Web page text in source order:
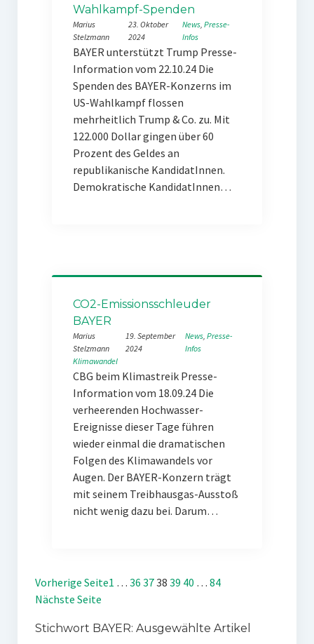
Wahlkampf-Spenden
Marius
Stelzmann
23. Oktober
2024
News, Presse-
Infos
BAYER unterstützt Trump Presse-
Information vom 22.10.24 Die
Spenden des BAYER-Konzerns im
US-Wahlkampf flossen
mehrheitlich Trump & Co. zu. Mit
122.000 Dollar gingen über 60
Prozent des Geldes an
republikanische KandidatInnen.
Demokratische KandidatInnen…
CO2-Emissionsschleuder
BAYER
Marius
Stelzmann
19. September
2024
News, Presse-
Infos
Klimawandel
CBG beim Klimastreik Presse-
Information vom 18.09.24 Die
verheerenden Hochwasser-
Ereignisse dieser Tage führen
wieder einmal die dramatischen
Folgen des Klimawandels vor
Augen. Der BAYER-Konzern trägt
mit seinem Treibhausgas-Ausstoß
nicht wenig dazu bei. Darum…
Vorherige Seite1 … 36 3738 39 40 … 84
Nächste Seite
Stichwort BAYER: Ausgewählte Artikel